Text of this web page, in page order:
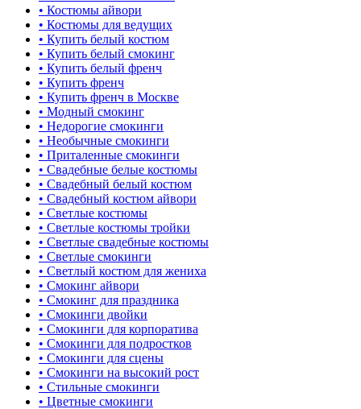
• Костюмы айвори
• Костюмы для ведущих
• Купить белый костюм
• Купить белый смокинг
• Купить белый френч
• Купить френч
• Купить френч в Москве
• Модный смокинг
• Недорогие смокинги
• Необычные смокинги
• Приталенные смокинги
• Свадебные белые костюмы
• Свадебный белый костюм
• Свадебный костюм айвори
• Светлые костюмы
• Светлые костюмы тройки
• Светлые свадебные костюмы
• Светлые смокинги
• Светлый костюм для жениха
• Смокинг айвори
• Смокинг для праздника
• Смокинги двойки
• Смокинги для корпоратива
• Смокинги для подростков
• Смокинги для сцены
• Смокинги на высокий рост
• Стильные смокинги
• Цветные смокинги